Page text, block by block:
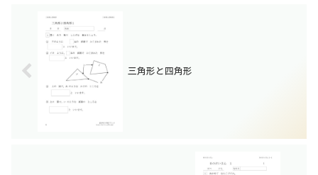
三角形と四角形